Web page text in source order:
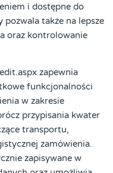
i dostępne do
pozwala także na lepsze
oraz kontrolowanie
zapewnia
funkcjonalności
w zakresie
przypisania kwater
transportu,
zamówienia.
zapisywane w